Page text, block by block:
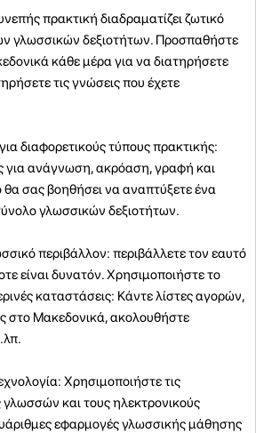
πρακτική διαδραματίζει ζωτικό
γλωσσικών δεξιοτήτων. Προσπαθήστε
κάθε μέρα για να διατηρήσετε
τις γνώσεις που έχετε
διαφορετικούς τύπους πρακτικής:
για ανάγνωση, ακρόαση, γραφή και
θα σας βοηθήσει να αναπτύξετε ένα
γλωσσικών δεξιοτήτων.
περιβάλλον: περιβάλλετε τον εαυτό
είναι δυνατόν. Χρησιμοποιήστε το
καταστάσεις: Κάντε λίστες αγορών,
στο Μακεδονικά, ακολουθήστε
Χρησιμοποιήστε τις
και τους ηλεκτρονικούς
εφαρμογές γλωσσικής μάθησης